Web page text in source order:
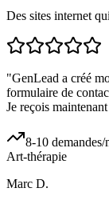
Des sites internet
"GenLead a créé
formulaire de
Je reçois
8-10 demandes/
Art-thérapie
Marc D.